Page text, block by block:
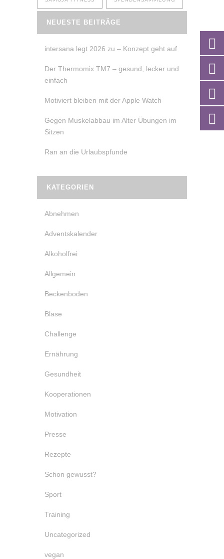
NEUESTE BEITRÄGE
intersana legt 2026 zu – Konzept geht auf
Der Thermomix TM7 – gesund, lecker und
einfach
Motiviert bleiben mit der Apple Watch
Gegen Muskelabbau im Alter Übungen im
Sitzen
Ran an die Urlaubspfunde
KATEGORIEN
Abnehmen
Adventskalender
Alkoholfrei
Allgemein
Beckenboden
Blase
Challenge
Ernährung
Gesundheit
Kooperationen
Motivation
Presse
Rezepte
Schon gewusst?
Sport
Training
Uncategorized
vegan